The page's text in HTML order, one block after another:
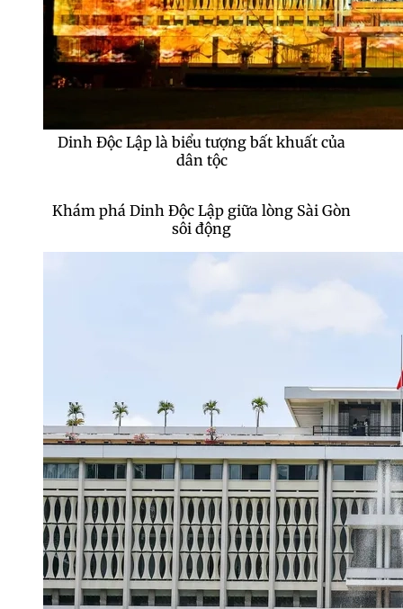
Dinh Độc Lập là biểu tượng bất khuất của
dân tộc